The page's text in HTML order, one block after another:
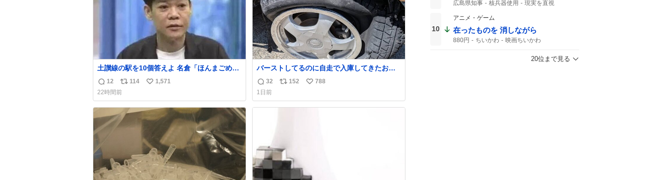
土讃線の駅を10個答えよ 名倉「ほんまごめ
ん、」 ↑正解（御免駅）
返
信
数
12
リ
ポ
ス
ト
数
114
い
ね
数
1,571
22時間前
バーストしてるのに自走で入庫してきたお客
さん バーストしたならその場で動かないで助
け呼んで下さい😰 保険にロードサービス付い
てて金銭負担も無いんですから これで走る
と、壊さなくていい所まで壊しちゃいますか
返
信
数
32
リ
ス
152
い
ね
788
1日前
広島県知事 核兵器使用
現実を直視
10
アニメ・ゲーム
在ったものを 消しながら
880円 ちいかわ 映画ちいかわ
20位まで見る